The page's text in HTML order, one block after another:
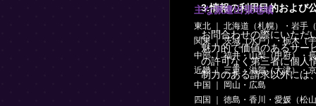
3.情報の利用目的および
お問合わせの際にいただ
魅力的で価値のあるサー
の許可なく第三者に個人
制力のある請求以外には
主な派遣出張地域
東北 ｜ 北海道（札幌）・岩手
関東 ｜ 茨城（水戸）・栃木（
中部 ｜ 福井・山梨（甲府）・
近畿 ｜ 三重・滋賀（大津）・
中国 ｜ 岡山・広島
四国 ｜ 徳島・香川・愛媛（松